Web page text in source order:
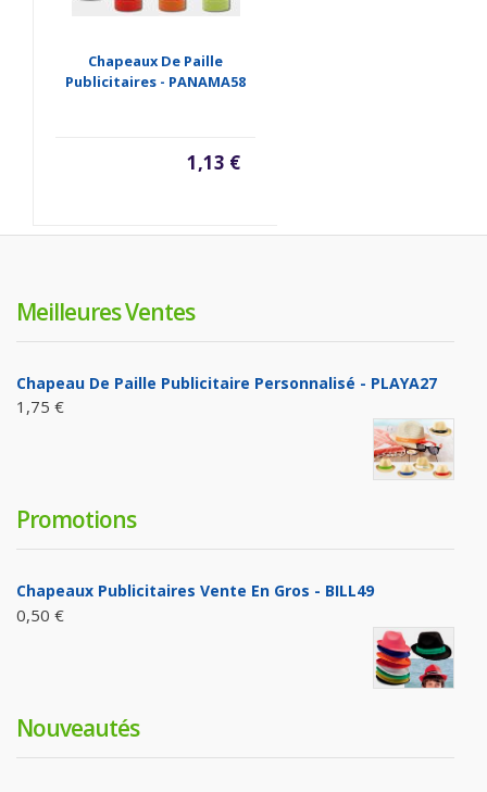
Chapeaux De Paille
Publicitaires - PANAMA58
1,13 €
Meilleures Ventes
Chapeau De Paille Publicitaire Personnalisé - PLAYA27
1,75 €
Promotions
Chapeaux Publicitaires Vente En Gros - BILL49
0,50 €
Nouveautés